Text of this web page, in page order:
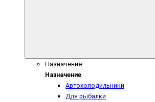
Назначение:
Назначение
Автохолодильники
Для рыбалки